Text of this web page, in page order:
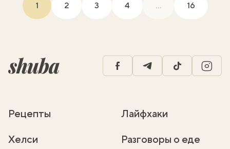
1(current)
2 3 4 ... 16
facebooktelegramtiktok
Рецепты Лайфхаки
Хелси Разговоры о еде